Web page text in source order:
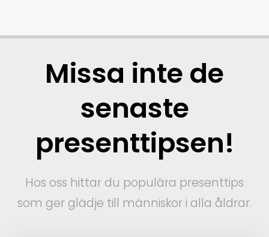
Missa inte de
senaste
presenttipsen!
Hos oss hittar du populära presenttips
som ger glädje till människor i alla åldrar.